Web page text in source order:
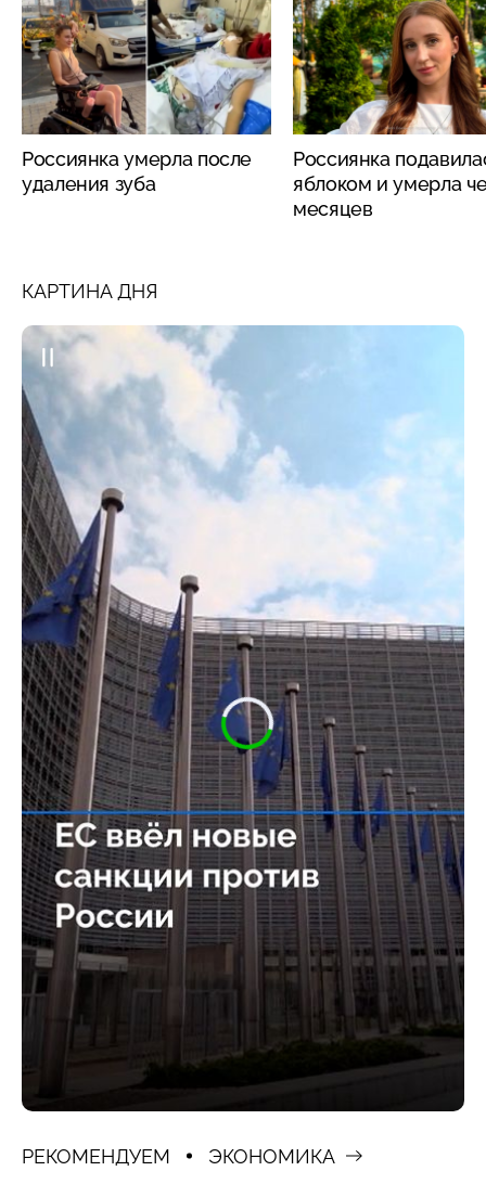
Россиянка умерла после
удаления зуба
Россиянка
яблоком и умерла
месяцев
КАРТИНА ДНЯ
РЕКОМЕНДУЕМ ЭКОНОМИКА